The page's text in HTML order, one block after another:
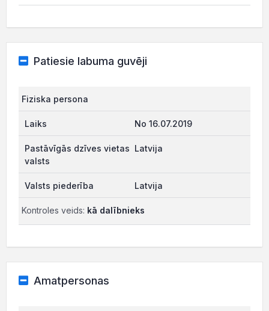
Patiesie labuma guvēji
Fiziska persona
No 16.07.2019
Latvija
Latvija
Kontroles veids: kā dalībnieks
Amatpersonas